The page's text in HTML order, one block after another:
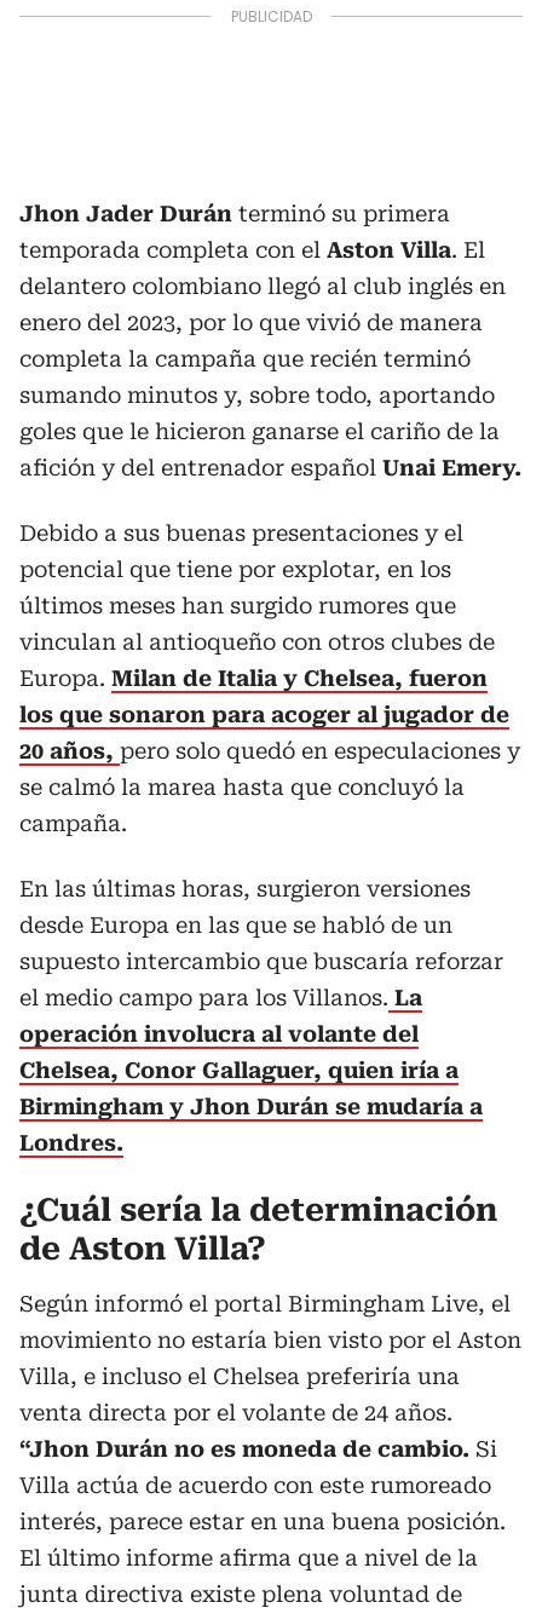
Jhon Jader Durán terminó su primera
temporada completa con el Aston Villa. El
delantero colombiano llegó al club inglés en
enero del 2023, por lo que vivió de manera
completa la campaña que recién terminó
sumando minutos y, sobre todo, aportando
goles que le hicieron ganarse el cariño de la
afición y del entrenador español Unai Emery.
Debido a sus buenas presentaciones y el
potencial que tiene por explotar, en los
últimos meses han surgido rumores que
vinculan al antioqueño con otros clubes de
Europa. Milan de Italia y Chelsea, fueron
los que sonaron para acoger al jugador de
20 años, pero solo quedó en especulaciones y
se calmó la marea hasta que concluyó la
campaña.
En las últimas horas, surgieron versiones
desde Europa en las que se habló de un
supuesto intercambio que buscaría reforzar
el medio campo para los Villanos. La
operación involucra al volante del
Chelsea, Conor Gallaguer, quien iría a
Birmingham y Jhon Durán se mudaría a
Londres.
¿Cuál sería la determinación
de Aston Villa?
Según informó el portal Birmingham Live, el
movimiento no estaría bien visto por el Aston
Villa, e incluso el Chelsea preferiría una
venta directa por el volante de 24 años.
“Jhon Durán no es moneda de cambio. Si
Villa actúa de acuerdo con este rumoreado
interés, parece estar en una buena posición.
El último informe afirma que a nivel de la
junta directiva existe plena voluntad de